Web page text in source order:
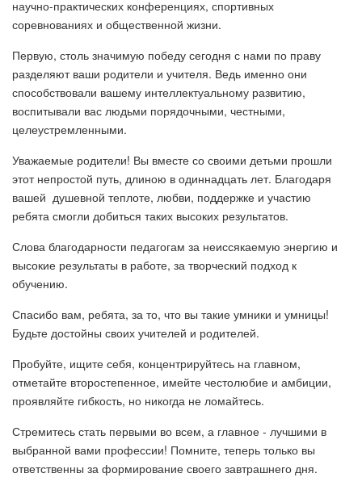
научно-практических конференциях, спортивных
соревнованиях и общественной жизни.
Первую, столь значимую победу сегодня с нами по праву
разделяют ваши родители и учителя. Ведь именно они
способствовали вашему интеллектуальному развитию,
воспитывали вас людьми порядочными, честными,
целеустремленными.
Уважаемые родители! Вы вместе со своими детьми прошли
этот непростой путь, длиною в одиннадцать лет. Благодаря
вашей душевной теплоте, любви, поддержке и участию
ребята смогли добиться таких высоких результатов.
Слова благодарности педагогам за неиссякаемую энергию и
высокие результаты в работе, за творческий подход к
обучению.
Спасибо вам, ребята, за то, что вы такие умники и умницы!
Будьте достойны своих учителей и родителей.
Пробуйте, ищите себя, концентрируйтесь на главном,
отметайте второстепенное, имейте честолюбие и амбиции,
проявляйте гибкость, но никогда не ломайтесь.
Стремитесь стать первыми во всем, а главное - лучшими в
выбранной вами профессии! Помните, теперь только вы
ответственны за формирование своего завтрашнего дня.